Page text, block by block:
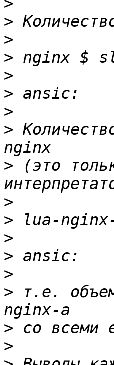
>
>
>
>
>
>
>
> (это
>
>
>
>
>
> т.е.
>
>